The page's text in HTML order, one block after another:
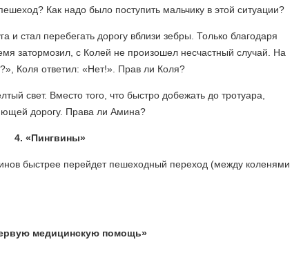
Как надо было поступить мальчику в этой ситуации?
и стал перебегать дорогу вблизи зебры. Только благодаря
затормозил, с Колей не произошел несчастный случай. На
Коля ответил: «Нет!». Прав ли Коля?
свет. Вместо того, что быстро добежать до тротуара,
дорогу. Права ли Амина?
4. «Пингвины»
быстрее перейдет пешеходный переход (между коленями
медицинскую помощь»